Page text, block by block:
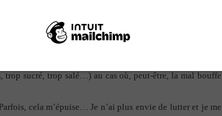
ou de maîtrise ?
trop sucré, trop salé…) au cas où, peut-être, la mal bouffe
cela m’épuise… Je n’ai plus envie de lutter et je me